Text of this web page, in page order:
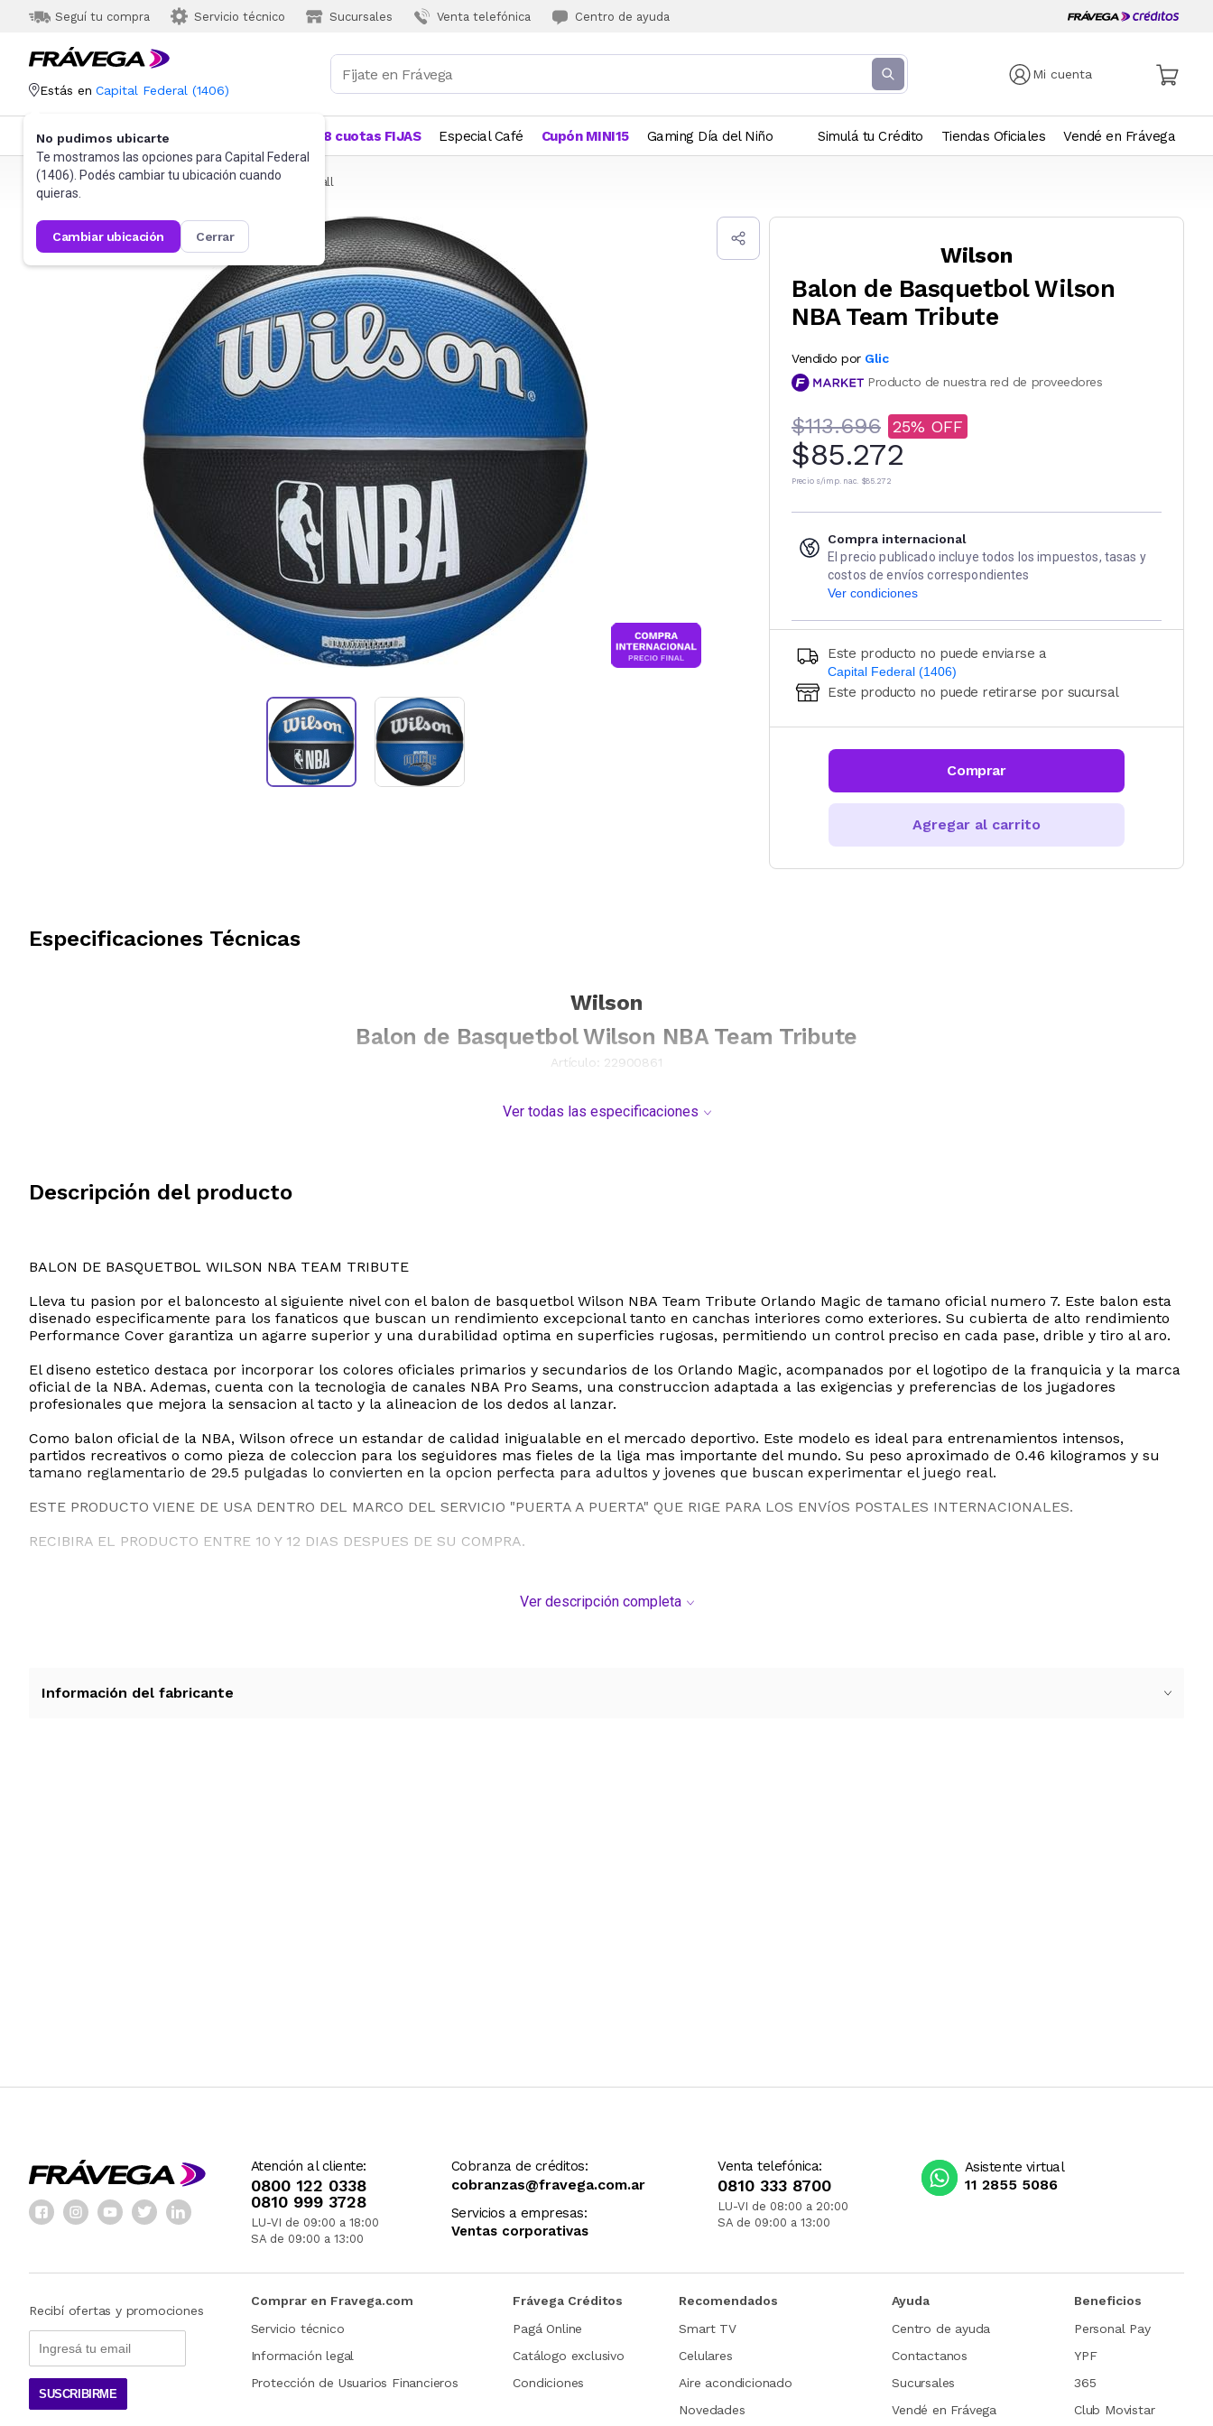
Seguí tu compra Servicio técnico Sucursales Venta telefónica Centro de ayuda
Mi cuenta
Estás en Capital Federal (1406)
No pudimos ubicarte
Te mostramos las opciones para Capital Federal
(1406). Podés cambiar tu ubicación cuando
quieras.
cambiar ubicación cerrar
Categorías Más Vendidos 18 cuotas FIJAS Especial Café Cupón MINI15 Gaming Día del Niño Simulá tu Crédito Tiendas Oficiales Vendé en Frávega
Frávega Deportes y fitness Deportes Basketball
Wilson
Balon de Basquetbol Wilson
NBA Team Tribute
Vendido por Glic
Producto de nuestra red de proveedores
$113.696 25
$85.272
Precio s/imp. nac. $85.272
Compra internacional
El precio publicado incluye todos los impuestos, tasas y
costos de envíos correspondientes
Ver condiciones
Este producto no puede enviarse a
Capital Federal (1406)
Ingresá código postal (sólo números)
CALCULAR
Este producto no puede retirarse por sucursal
Comprar
Agregar al carrito
Especificaciones Técnicas
Wilson
Balon de Basquetbol Wilson NBA Team Tribute
Artículo: 22900861
Ver todas las especificaciones
Descripción del producto
BALON DE BASQUETBOL WILSON NBA TEAM TRIBUTE
Lleva tu pasion por el baloncesto al siguiente nivel con el balon de basquetbol Wilson NBA Team Tribute Orlando Magic de tamano oficial numero 7. Este balon esta
disenado especificamente para los fanaticos que buscan un rendimiento excepcional tanto en canchas interiores como exteriores. Su cubierta de alto rendimiento
Performance Cover garantiza un agarre superior y una durabilidad optima en superficies rugosas, permitiendo un control preciso en cada pase, drible y tiro al aro.
El diseno estetico destaca por incorporar los colores oficiales primarios y secundarios de los Orlando Magic, acompanados por el logotipo de la franquicia y la marca
oficial de la NBA. Ademas, cuenta con la tecnologia de canales NBA Pro Seams, una construccion adaptada a las exigencias y preferencias de los jugadores
profesionales que mejora la sensacion al tacto y la alineacion de los dedos al lanzar.
Como balon oficial de la NBA, Wilson ofrece un estandar de calidad inigualable en el mercado deportivo. Este modelo es ideal para entrenamientos intensos,
partidos recreativos o como pieza de coleccion para los seguidores mas fieles de la liga mas importante del mundo. Su peso aproximado de 0.46 kilogramos y su
tamano reglamentario de 29.5 pulgadas lo convierten en la opcion perfecta para adultos y jovenes que buscan experimentar el juego real.
ESTE PRODUCTO VIENE DE USA DENTRO DEL MARCO DEL SERVICIO "PUERTA A PUERTA" QUE RIGE PARA LOS ENVíOS POSTALES INTERNACIONALES.
RECIBIRA EL PRODUCTO ENTRE 10 Y 12 DIAS DESPUES DE SU COMPRA.
Ver descripción completa
Información del fabricante
Atención al cliente:
0800 122 0338
0810 999 3728
LU-VI de 09:00 a 18:00
SA de 09:00 a 13:00
Cobranza de créditos:
cobranzas@fravega.com.ar
Servicios a empresas:
Ventas corporativas
Venta telefónica:
0810 333 8700
LU-VI de 08:00 a 20:00
SA de 09:00 a 13:00
Asistente virtual
11 2855 5086
Recibí ofertas y promociones
SUSCRIBIRME
Comprar en Fravega.com
Servicio técnico
Información legal
Protección de Usuarios Financieros
Frávega Créditos
Pagá Online
Catálogo exclusivo
Condiciones
Recomendados
Smart TV
Celulares
Aire acondicionado
Novedades
Ayuda
Centro de ayuda
Contactanos
Sucursales
Vendé en Frávega
Beneficios
Personal Pay
YPF
365
Club Movistar